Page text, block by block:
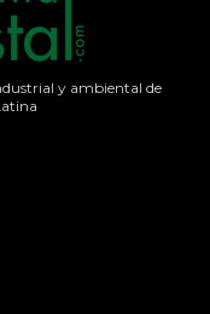
y ambiental de